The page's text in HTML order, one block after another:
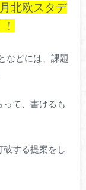
北欧スタデ
などには、課題
て、書けるも
する提案をし